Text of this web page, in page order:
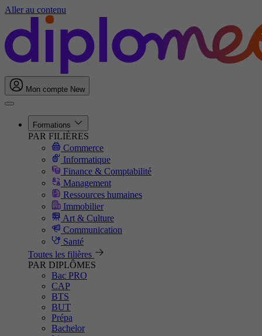
Aller au contenu
Mon compte New
Formations
PAR FILIÈRES
Commerce
Informatique
Finance & Comptabilité
Management
Ressources humaines
Immobilier
Art & Culture
Communication
Santé
Toutes les filières
PAR DIPLÔMES
Bac PRO
CAP
BTS
BUT
Prépa
Bachelor